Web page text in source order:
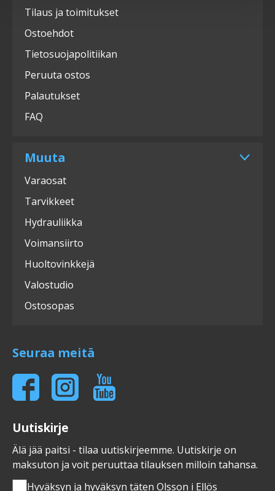
Tilaus ja toimitukset
Ostoehdot
Tietosuojapolitiikan
Peruuta ostos
Palautukset
FAQ
Muuta
Varaosat
Tarvikkeet
Hydrauliikka
Voimansiirto
Huoltovinkkejä
Valostudio
Ostosopas
Seuraa meitä
Uutiskirje
Älä jää paitsi - tilaa uutiskirjeemme. Uutiskirje on
maksuton ja voit peruuttaa tilauksen milloin tahansa.
Hyväksyn ja hyväksyn täten Olsson i Ellös